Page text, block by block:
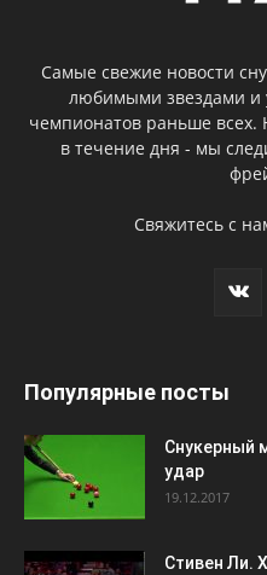
Самые свежие новости
любимыми звездами и
чемпионатов раньше всех.
в течение дня - мы
Свяжитесь с
Популярные посты
Снукерный
удар
19.12.2017
Стивен Ли.